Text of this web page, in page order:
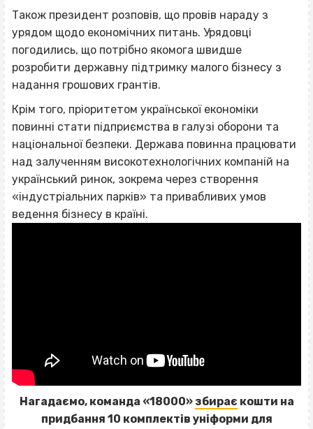
Також президент розповів, що провів нараду з
урядом щодо економічних питань. Урядовці
погодились, що потрібно якомога швидше
розробити державну підтримку малого бізнесу з
надання грошових грантів.
Крім того, пріоритетом української економіки
повинні стати підприємства в галузі оборони та
національної безпеки. Держава повинна працювати
над залученням високотехнологічних компаній на
український ринок, зокрема через створення
«індустріальних парків» та привабливих умов
ведення бізнесу в країні.
Нагадаємо, команда «18000» збирає кошти на
придбання 10 комплектів уніформи для